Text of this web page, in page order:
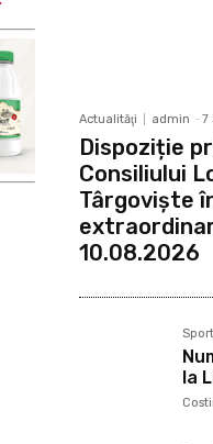
Actualităţi admin - 7
Dispoziție
Consiliului
Târgoviște
10.08.2026
Sport
la